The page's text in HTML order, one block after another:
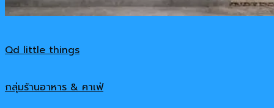
Qd little things
กลุ่มร้านอาหาร & คาเฟ่